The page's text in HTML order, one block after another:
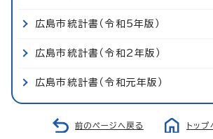
広島市統計書（令和5年版）
広島市統計書（令和2年版）
広島市統計書（令和元年版）
前のページへ戻る トッ